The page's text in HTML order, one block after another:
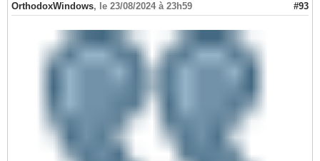
OrthodoxWindows, le 23/08/2024 à 23h59 #93